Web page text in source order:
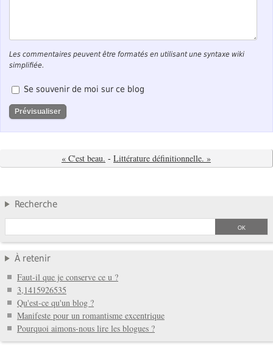
Les commentaires peuvent être formatés en utilisant une syntaxe wiki
simplifiée.
Se souvenir de moi sur ce blog
« C'est beau. - Littérature définitionnelle. »
Recherche
À retenir
Faut-il que je conserve ce u ?
3,1415926535
Qu'est-ce qu'un blog ?
Manifeste pour un romantisme excentrique
Pourquoi aimons-nous lire les blogues ?